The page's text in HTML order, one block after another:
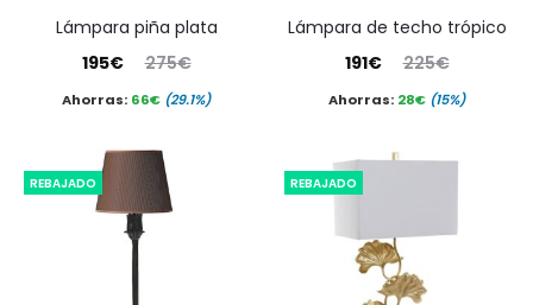
lámpara piña plata
275€
El
precio
era:
275€.
195€
El
precio
es:
Ahorras: 66€ (29.1%)
lámpara de techo trópico
225€
El
precio
era:
191€
El
precio
es:
Ahorras: 28€ (15%)
REBAJADO REBAJADO